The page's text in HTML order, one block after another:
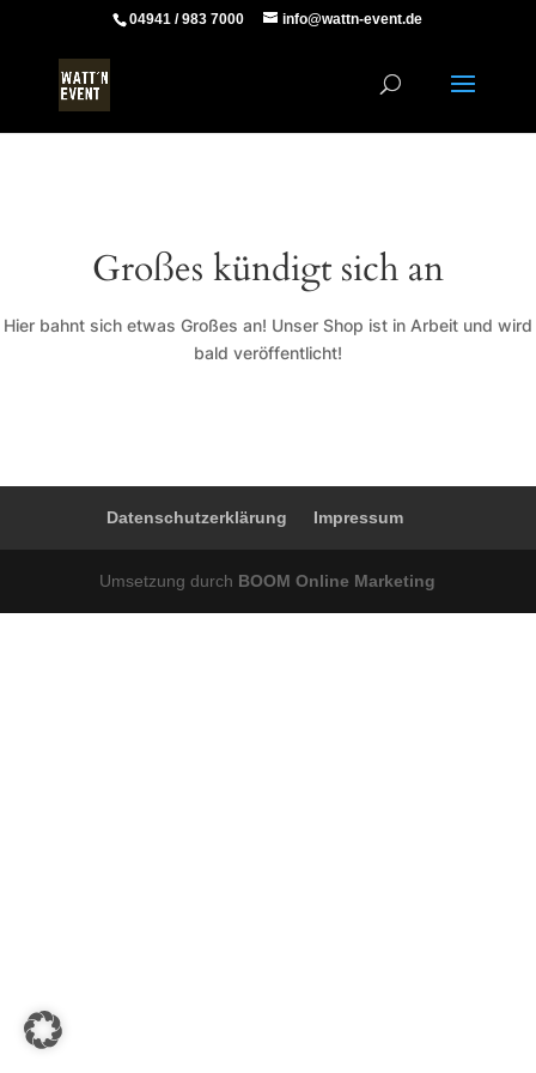
04941 / 983 7000 info@wattn-event.de
Großes kündigt sich an
Hier bahnt sich etwas Großes an! Unser Shop ist in Arbeit und wird
bald veröffentlicht!
Datenschutzerklärung Impressum
Umsetzung durch BOOM Online Marketing